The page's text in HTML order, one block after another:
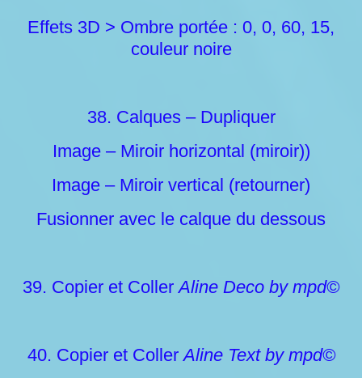
Effets 3D > Ombre portée : 0, 0, 60, 15,
couleur noire
38. Calques – Dupliquer
Image – Miroir horizontal (miroir))
Image – Miroir vertical (retourner)
Fusionner avec le calque du dessous
39. Copier et CollerAline Deco by mpd©
40. Copier et CollerAline Text by mpd©